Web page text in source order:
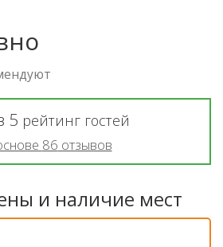
5 рейтинг гостей
86 отзывов
и наличие мест